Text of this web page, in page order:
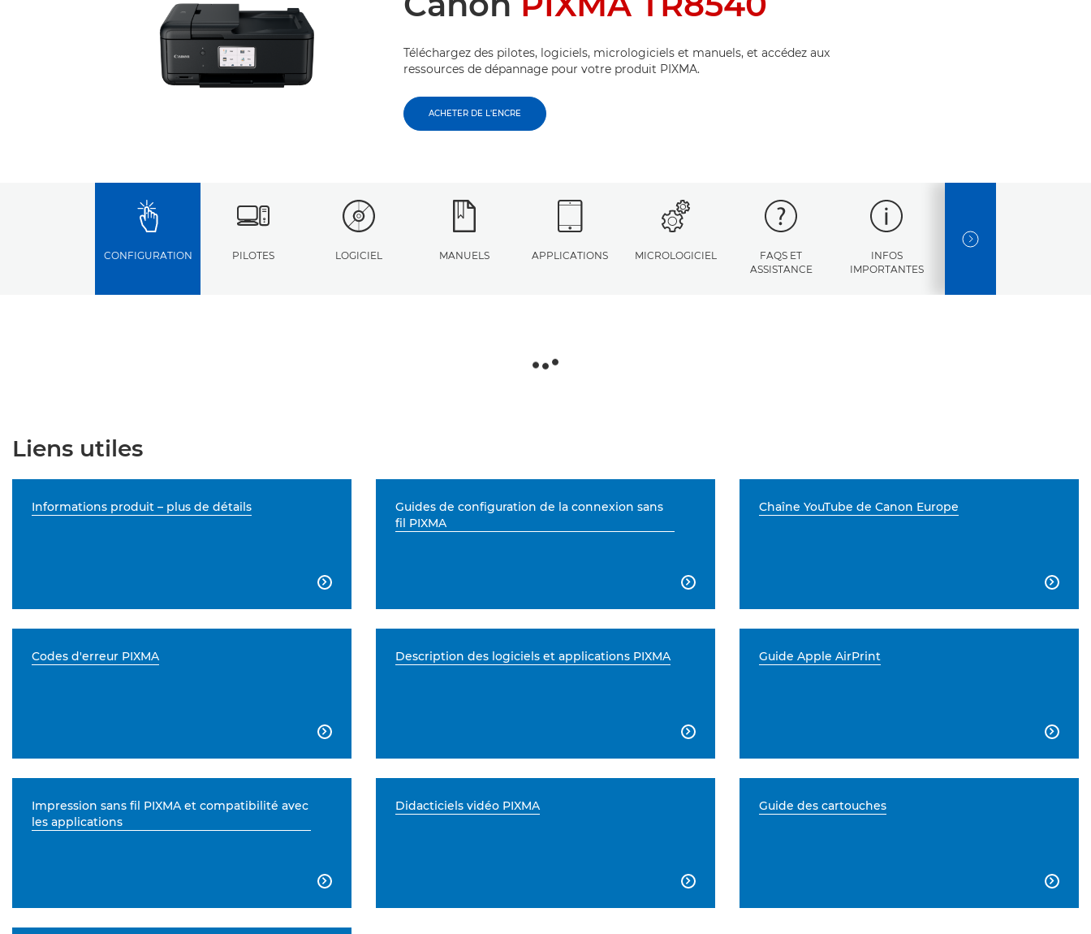
Téléchargez des pilotes, logiciels, micrologiciels et manuels, et accédez aux
ressources de dépannage pour votre produit PIXMA.
ACHETER DE L'ENCRE
CONFIGURATION PILOTES LOGICIEL MANUELS APPLICATIONS MICROLOGICIEL
FAQS ET
ASSISTANCE
INFOS
IMPORTANTES
NEXT SLIDE
Liens utiles
Informations produit – plus de détails

Guides de configuration de la connexion sans
fil PIXMA

Chaîne YouTube de Canon Europe

Codes d'erreur PIXMA

Description des logiciels et applications PIXMA

Guide Apple AirPrint

Impression sans fil PIXMA et compatibilité avec
les applications

Didacticiels vidéo PIXMA

Guide des cartouches
